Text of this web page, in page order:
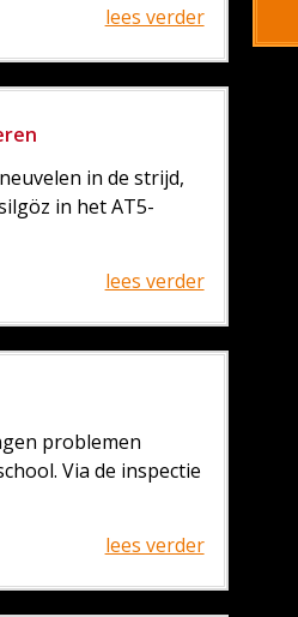
lees verder
in de strijd,
in het AT5-
lees verder
problemen
Via de inspectie
lees verder